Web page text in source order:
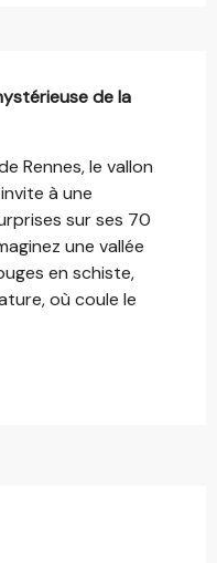
de la
Rennes, le vallon
à une
sur ses 70
une vallée
en schiste,
où coule le